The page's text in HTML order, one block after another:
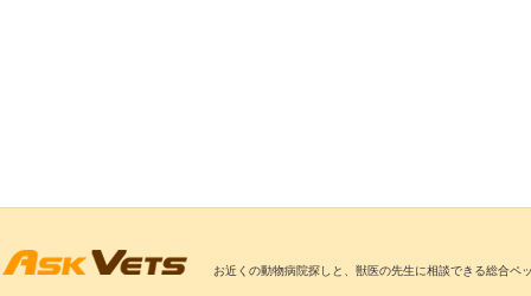
お近くの動物病院探しと、獣医の先生に相談できる総合ペ